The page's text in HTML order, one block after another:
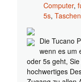
Computer,
5s,
Die Tucano
wenn es um
oder 5s geht,
hochwertiges